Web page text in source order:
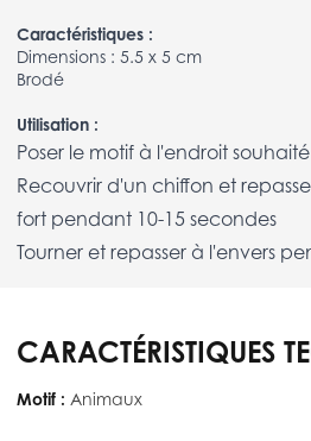
Caractéristiques :
Dimensions : 5.5 x 5 cm
Brodé
Utilisation :
Poser le motif à l'endroit souhaité
Recouvrir d'un chiffon et
fort pendant 10-15 secondes
Tourner et repasser à l'envers
CARACTÉRISTIQUES
Motif : Animaux